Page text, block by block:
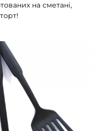
на сметані,